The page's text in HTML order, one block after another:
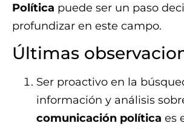
Política puede ser un paso
profundizar en este campo.
Últimas
Ser proactivo en la
información y análisis
comunicación política es